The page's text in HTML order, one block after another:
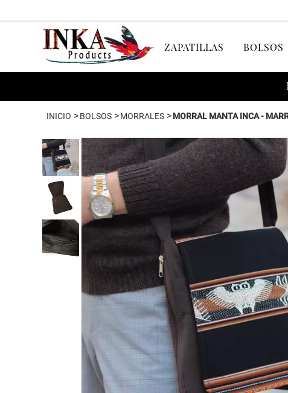
ZAPATILLAS BOLSOS
INICIO >BOLSOS >MORRALES >MORRAL MANTA INCA -